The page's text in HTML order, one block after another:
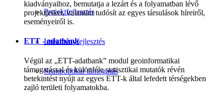
Projektfejlesztés
Intézményfejlesztés
Szakpolitikai támogatás
kiadványaihoz, bemutatja a lezárt és a folyamatban lévő
projektjeiket, valamint tudósít az egyes társulások híreiről,
eseményeiről is.
ETT - adatbank
Végül az „ETT-adatbank” modul geoinformatikai
támogatással és különféle statisztikai mutatók révén
betekintést nyújt az egyes ETT-k által lefedett térségekben
zajló területi folyamatokba.